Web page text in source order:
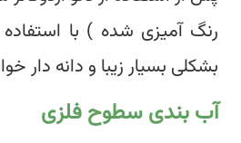
رنگ آمیزی شده ) با استفاده
بشکلی بسیار زیبا و دانه دار
آب بندی سطوح فلزی